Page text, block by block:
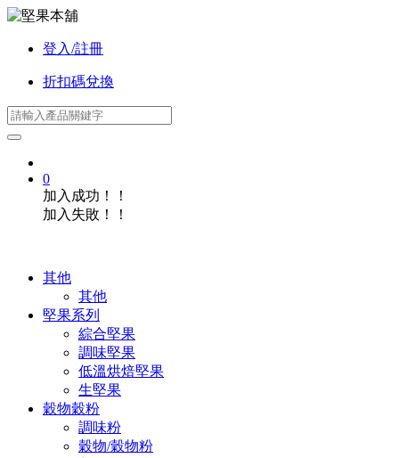
登入/註冊
折扣碼兌換
0
加入成功！！
加入失敗！！
其他
其他
堅果系列
綜合堅果
調味堅果
低溫烘焙堅果
生堅果
穀物穀粉
調味粉
穀物/穀物粉